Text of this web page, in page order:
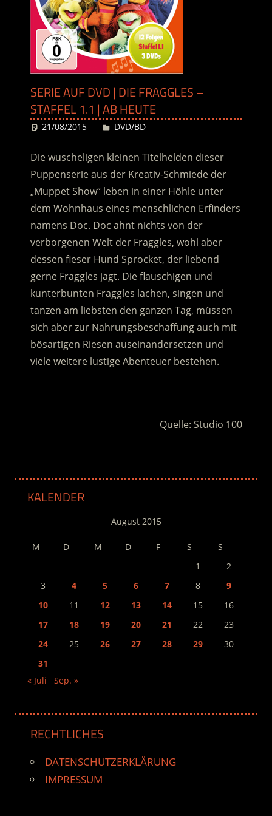
SERIE AUF DVD | DIE FRAGGLES –
STAFFEL 1.1 | AB HEUTE
21/08/2015 Desiree
DVD/BD
Die wuscheligen kleinen Titelhelden dieser
Puppenserie aus der Kreativ-Schmiede der
„Muppet Show“ leben in einer Höhle unter
dem Wohnhaus eines menschlichen Erfinders
namens Doc. Doc ahnt nichts von der
verborgenen Welt der Fraggles, wohl aber
dessen fieser Hund Sprocket, der liebend
gerne Fraggles jagt. Die flauschigen und
kunterbunten Fraggles lachen, singen und
tanzen am liebsten den ganzen Tag, müssen
sich aber zur Nahrungsbeschaffung auch mit
bösartigen Riesen auseinandersetzen und
viele weitere lustige Abenteuer bestehen.
Quelle: Studio 100
KALENDER
August 2015
M D M D F S
S
1
2
3
4 5 6 7 8
9
10
11 12 13 14 15
16
17
18 19 20 21 22
23
24
25 26 27 28 29
30
31
« Juli
Sep. »
RECHTLICHES
DATENSCHUTZERKLÄRUNG
IMPRESSUM